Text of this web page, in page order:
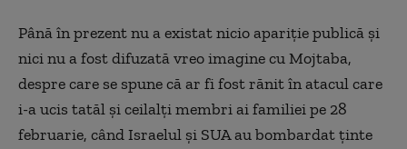
Până în prezent nu a existat nicio apariţie publică şi
nici nu a fost difuzată vreo imagine cu Mojtaba,
despre care se spune că ar fi fost rănit în atacul care
i-a ucis tatăl şi ceilalţi membri ai familiei pe 28
februarie, când Israelul şi SUA au bombardat ţinte